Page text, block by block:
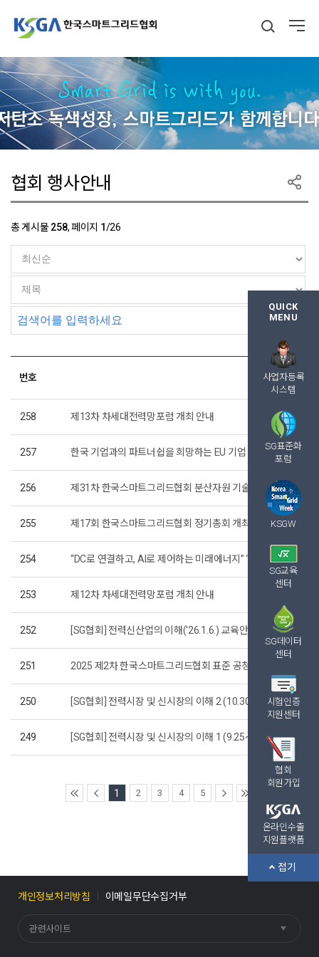
QUICK
MENU
사업자등록
시스템
SG표준화
포럼
KSGW
SG교육
센터
SG데이터
센터
시험인증
지원센터
협회
회원가입
온라인수출
지원플랫폼
접기
협회 행사안내
총 게시물258, 페이지 1/26
검색
번호 제목
258 제13차 차세대전력망포럼 개최 안내
257 한국 기업과의 파트너쉽을 희망하는 EU 기업
256 제31차 한국스마트그리드협회 분산자원 기술과 표준 공청회
255 제17회 한국스마트그리드협회 정기총회 개최 안내
254 “DC로 연결하고, AI로 제어하는 미래에너지” ‘코리아 스마트
253 제12차 차세대전력망포럼 개최 안내
252 [SG협회] 전력신산업의 이해('26.1.6.) 교육안내
251 2025 제2차 한국스마트그리드협회 표준 공청회 개최 안내
250 [SG협회] 전력시장 및 신시장의 이해 2 (10.30~31) 교육안내
249 [SG협회] 전력시장 및 신시장의 이해 1 (9.25~26) 교육안내
1 2 3 4 5
글쓰기
개인정보처리방침 이메일무단수집거부
관련사이트